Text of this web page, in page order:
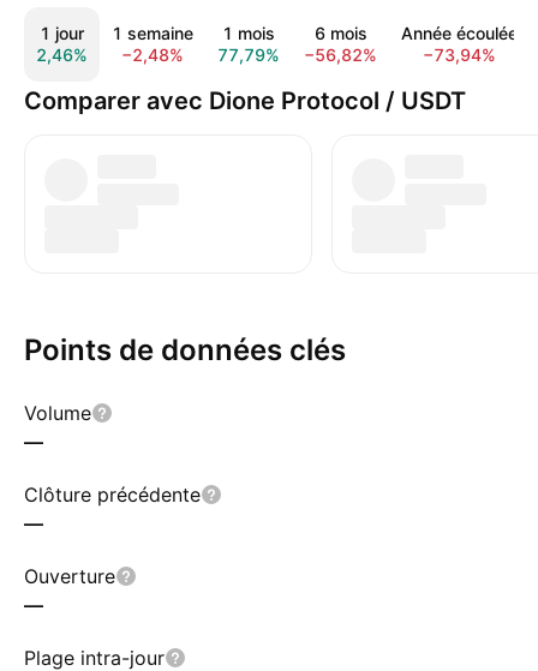
1 jour
2,46%
1 semaine
−2,48%
1 mois
77,79%
6 mois
−56,82%
Année écoulée
−73,94%
Comparer avec Dione Protocol / USDT
Points de données clés
Volume
—
Clôture précédente
—
Ouverture
—
Plage intra-jour